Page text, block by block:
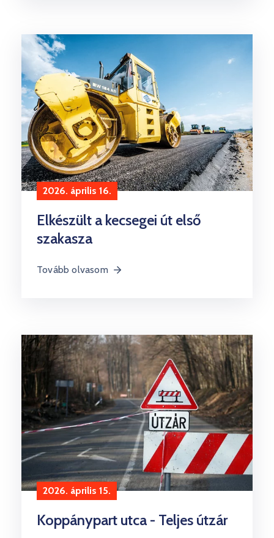
2026. április 16.
Elkészült a kecsegei út első
szakasza
Tovább olvasom
2026. április 15.
Koppánypart utca - Teljes útzár